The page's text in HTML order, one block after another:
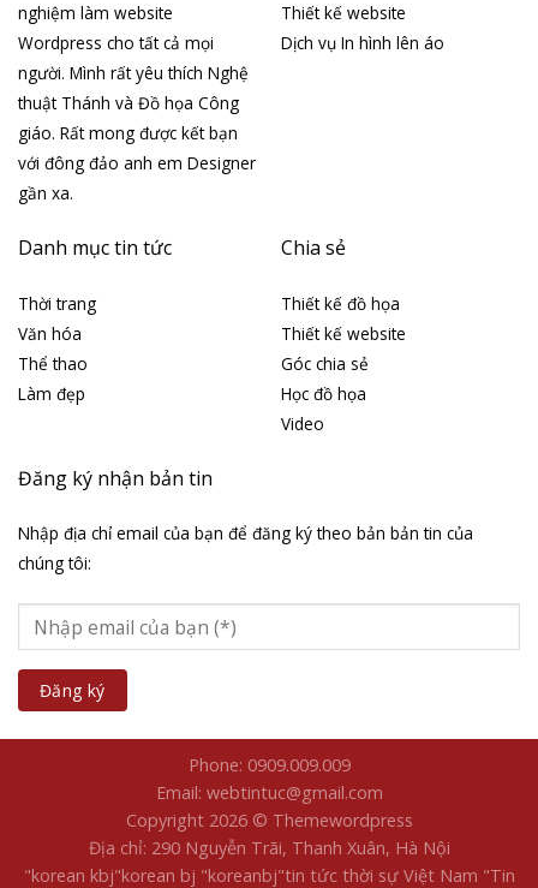
nghiệm làm website
Wordpress cho tất cả mọi
người. Mình rất yêu thích Nghệ
thuật Thánh và Đồ họa Công
giáo. Rất mong được kết bạn
với đông đảo anh em Designer
gần xa.
Thiết kế website
Dịch vụ In hình lên áo
Danh mục tin tức
Thời trang
Văn hóa
Thể thao
Làm đẹp
Chia sẻ
Thiết kế đồ họa
Thiết kế website
Góc chia sẻ
Học đồ họa
Video
Đăng ký nhận bản tin
Nhập địa chỉ email của bạn để đăng ký theo bản bản tin của
chúng tôi:
Phone: 0909.009.009
Email: webtintuc@gmail.com
Copyright 2026 © Themewordpress
Địa chỉ: 290 Nguyễn Trãi, Thanh Xuân, Hà Nội
"korean kbj​"korean bj "koreanbj​"tin tức thời sự Việt Nam "Tin